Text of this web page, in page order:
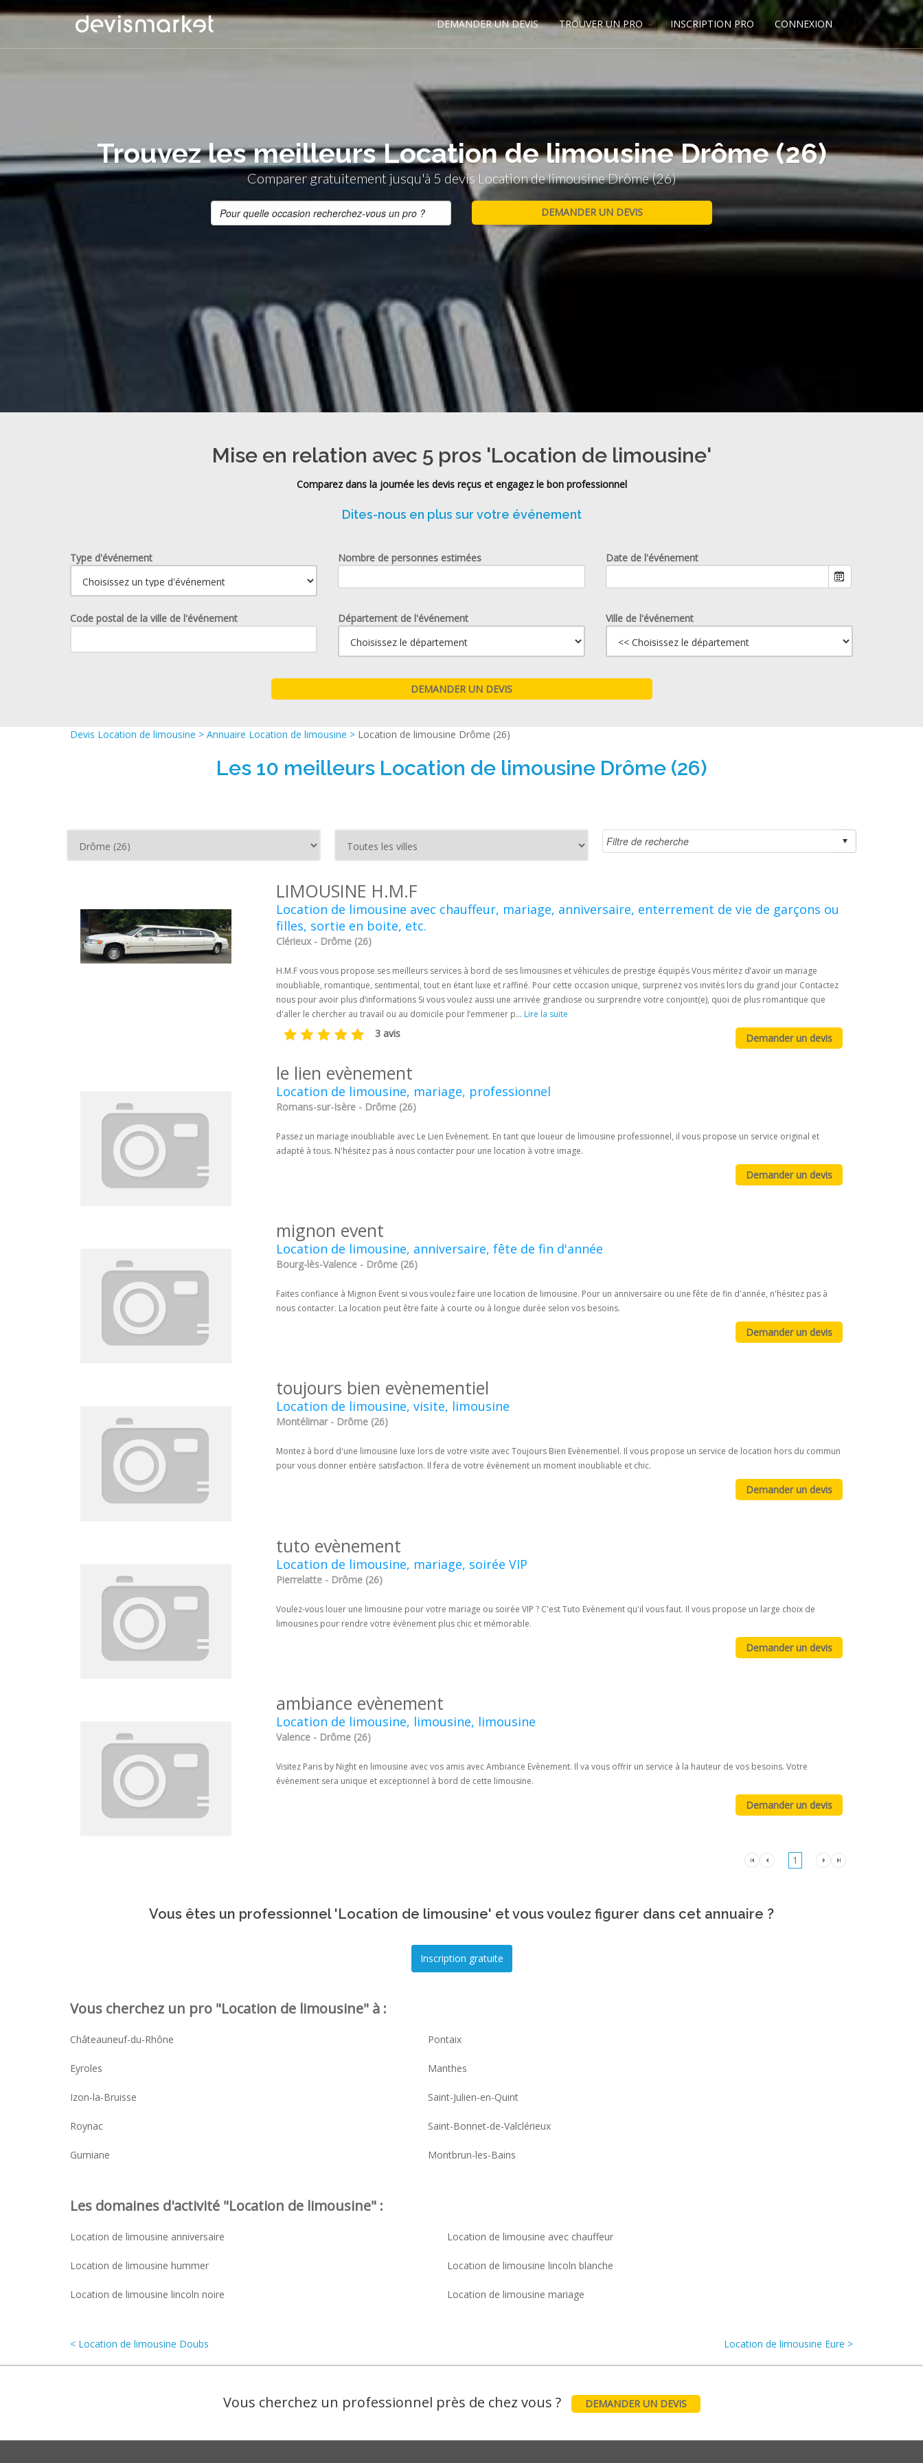
DEMANDER UN DEVIS TROUVER UN PRO INSCRIPTION PRO CONNEXION
Trouvez les meilleurs Location de limousine Drôme (26)
Comparer gratuitement jusqu'à 5 devis Location de limousine Drôme (26)
Mise en relation avec 5 pros 'Location de limousine'
Comparez dans la journée les devis reçus et engagez le bon professionnel
Dites-nous en plus sur votre événement
Type d'événement Nombre de personnes estimées
Date de l'événement
Code postal de la ville de l'événement Département de l'événement Ville de l'événement
Devis Location de limousine > Annuaire Location de limousine > Location de limousine Drôme (26)
Les 10 meilleurs Location de limousine Drôme (26)
LIMOUSINE H.M.F
Location de limousine avec chauffeur, mariage, anniversaire, enterrement de vie de garçons ou
filles, sortie en boite, etc.
Clérieux - Drôme (26)
H.M.F vous vous propose ses meilleurs services à bord de ses limousines et véhicules de prestige équipés Vous méritez d’avoir un mariage
inoubliable, romantique, sentimental, tout en étant luxe et raffiné. Pour cette occasion unique, surprenez vos invités lors du grand jour Contactez
nous pour avoir plus d’informations Si vous voulez aussi une arrivée grandiose ou surprendre votre conjoint(e), quoi de plus romantique que
d'aller le chercher au travail ou au domicile pour l’emmener p... Lire la suite
3 avis
le lien evènement
Location de limousine, mariage, professionnel
Romans-sur-Isère - Drôme (26)
Passez un mariage inoubliable avec Le Lien Evènement. En tant que loueur de limousine professionnel, il vous propose un service original et
adapté à tous. N'hésitez pas à nous contacter pour une location à votre image.
mignon event
Location de limousine, anniversaire, fête de fin d'année
Bourg-lès-Valence - Drôme (26)
Faites confiance à Mignon Event si vous voulez faire une location de limousine. Pour un anniversaire ou une fête de fin d'année, n'hésitez pas à
nous contacter. La location peut être faite à courte ou à longue durée selon vos besoins.
toujours bien evènementiel
Location de limousine, visite, limousine
Montélimar - Drôme (26)
Montez à bord d'une limousine luxe lors de votre visite avec Toujours Bien Evènementiel. Il vous propose un service de location hors du commun
pour vous donner entière satisfaction. Il fera de votre évènement un moment inoubliable et chic.
tuto evènement
Location de limousine, mariage, soirée VIP
Pierrelatte - Drôme (26)
Voulez-vous louer une limousine pour votre mariage ou soirée VIP ? C'est Tuto Evènement qu'il vous faut. Il vous propose un large choix de
limousines pour rendre votre évènement plus chic et mémorable.
ambiance evènement
Location de limousine, limousine, limousine
Valence - Drôme (26)
Visitez Paris by Night en limousine avec vos amis avec Ambiance Evènement. Il va vous offrir un service à la hauteur de vos besoins. Votre
évènement sera unique et exceptionnel à bord de cette limousine.
1
Vous êtes un professionnel 'Location de limousine' et vous voulez figurer dans cet annuaire ?
Vous cherchez un pro "Location de limousine" à :
Châteauneuf-du-Rhône Pontaix
Eyroles Manthes
Izon-la-Bruisse Saint-Julien-en-Quint
Roynac Saint-Bonnet-de-Valclérieux
Gumiane Montbrun-les-Bains
Les domaines d'activité "Location de limousine" :
Location de limousine anniversaire Location de limousine avec chauffeur
Location de limousine hummer Location de limousine lincoln blanche
Location de limousine lincoln noire Location de limousine mariage
< Location de limousine Doubs Location de limousine Eure >
Vous cherchez un professionnel près de chez vous ? DEMANDER UN DEVIS